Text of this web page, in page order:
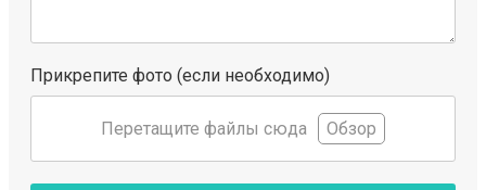
Прикрепите фото (если необходимо)
Перетащите файлы сюда Обзор